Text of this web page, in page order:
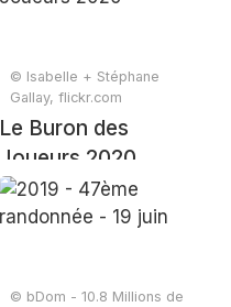
© Isabelle + Stéphane
Gallay, flickr.com
Le Buron des
Joueurs 2020
© bDom - 10.8 Millions de